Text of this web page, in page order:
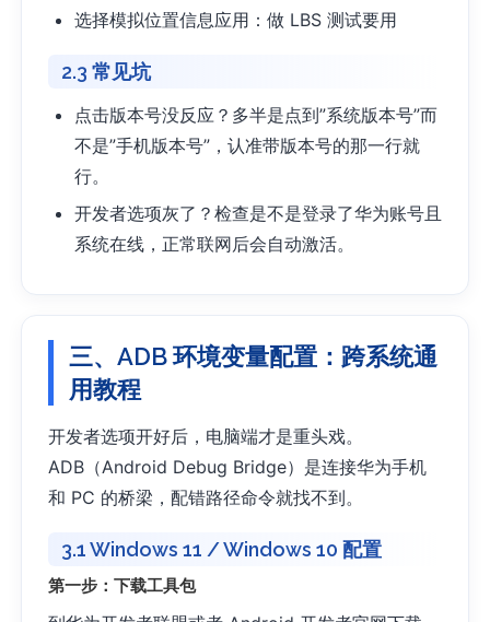
选择模拟位置信息应用：做 LBS 测试要用
2.3 常见坑
点击版本号没反应？多半是点到”系统版本号”而
不是”手机版本号”，认准带版本号的那一行就
行。
开发者选项灰了？检查是不是登录了华为账号且
系统在线，正常联网后会自动激活。
三、ADB 环境变量配置：跨系统通
用教程
开发者选项开好后，电脑端才是重头戏。
ADB（Android Debug Bridge）是连接华为手机
和 PC 的桥梁，配错路径命令就找不到。
3.1 Windows 11 / Windows 10 配置
第一步：下载工具包